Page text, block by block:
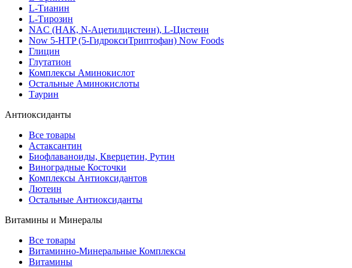
L-Тианин
L-Тирозин
NAC (НАК, N-Ацетилцистеин), L-Цистеин
Now 5-HTP (5-ГидроксиТриптофан) Now Foods
Глицин
Глутатион
Комплексы Аминокислот
Остальные Аминокислоты
Таурин
Антиоксиданты
Все товары
Астаксантин
Биофлаваноиды, Кверцетин, Рутин
Виноградные Косточки
Комплексы Антиоксидантов
Лютеин
Остальные Антиоксиданты
Витамины и Минералы
Все товары
Витаминно-Минеральные Комплексы
Витамины